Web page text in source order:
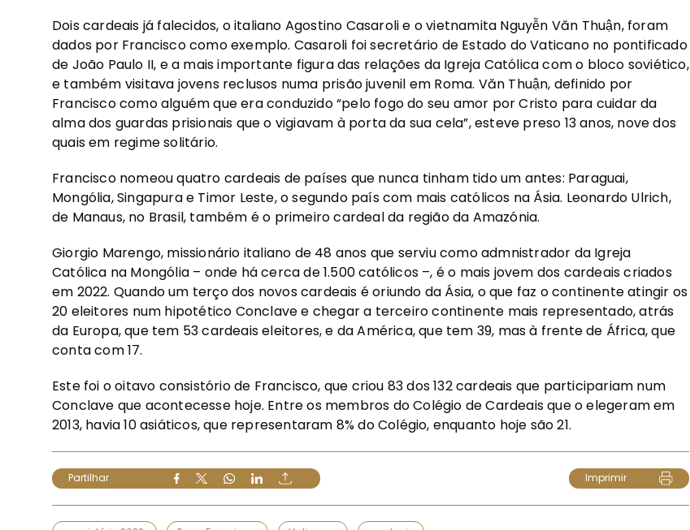
Dois cardeais já falecidos, o italiano Agostino Casaroli e o vietnamita Nguyễn Văn Thuận, foram
dados por Francisco como exemplo. Casaroli foi secretário de Estado do Vaticano no pontificado
de João Paulo II, e a mais importante figura das relações da Igreja Católica com o bloco soviético,
e também visitava jovens reclusos numa prisão juvenil em Roma. Văn Thuận, definido por
Francisco como alguém que era conduzido “pelo fogo do seu amor por Cristo para cuidar da
alma dos guardas prisionais que o vigiavam à porta da sua cela”, esteve preso 13 anos, nove dos
quais em regime solitário.
Francisco nomeou quatro cardeais de países que nunca tinham tido um antes: Paraguai,
Mongólia, Singapura e Timor Leste, o segundo país com mais católicos na Ásia. Leonardo Ulrich,
de Manaus, no Brasil, também é o primeiro cardeal da região da Amazónia.
Giorgio Marengo, missionário italiano de 48 anos que serviu como admnistrador da Igreja
Católica na Mongólia – onde há cerca de 1.500 católicos –, é o mais jovem dos cardeais criados
em 2022. Quando um terço dos novos cardeais é oriundo da Ásia, o que faz o continente atingir os
20 eleitores num hipotético Conclave e chegar a terceiro continente mais representado, atrás
da Europa, que tem 53 cardeais eleitores, e da América, que tem 39, mas à frente de África, que
conta com 17.
Este foi o oitavo consistório de Francisco, que criou 83 dos 132 cardeais que participariam num
Conclave que acontecesse hoje. Entre os membros do Colégio de Cardeais que o elegeram em
2013, havia 10 asiáticos, que representaram 8% do Colégio, enquanto hoje são 21.
Partilhar Imprimir